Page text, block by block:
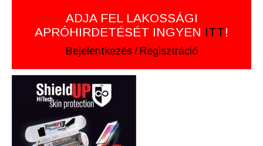
ADJA FEL LAKOSSÁGI
APRÓHIRDETÉSÉT INGYEN ITT!
Bejelentkezés / Regisztráció